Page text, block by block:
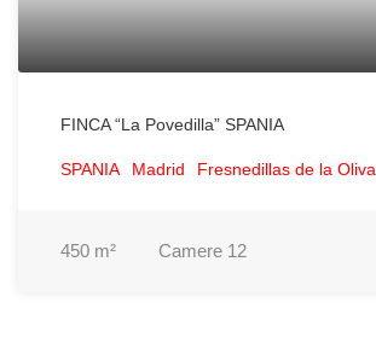
FINCA “La Povedilla” SPANIA
SPANIA Madrid Fresnedillas de la Oliva
450 m² Camere 12